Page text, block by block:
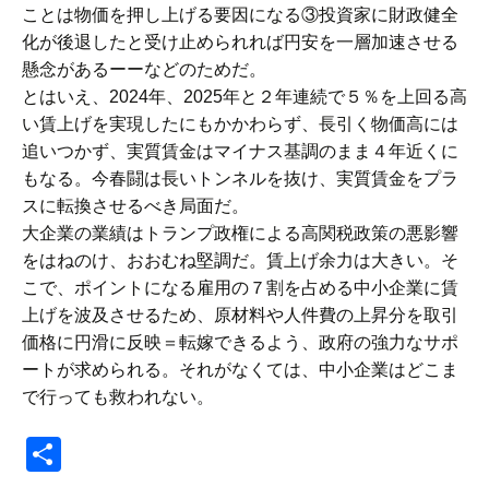
ことは物価を押し上げる要因になる③投資家に財政健全
化が後退したと受け止められれば円安を一層加速させる
懸念があるーーなどのためだ。
とはいえ、2024年、2025年と２年連続で５％を上回る高
い賃上げを実現したにもかかわらず、長引く物価高には
追いつかず、実質賃金はマイナス基調のまま４年近くに
もなる。今春闘は長いトンネルを抜け、実質賃金をプラ
スに転換させるべき局面だ。
大企業の業績はトランプ政権による高関税政策の悪影響
をはねのけ、おおむね堅調だ。賃上げ余力は大きい。そ
こで、ポイントになる雇用の７割を占める中小企業に賃
上げを波及させるため、原材料や人件費の上昇分を取引
価格に円滑に反映＝転嫁できるよう、政府の強力なサポ
ートが求められる。それがなくては、中小企業はどこま
で行っても救われない。